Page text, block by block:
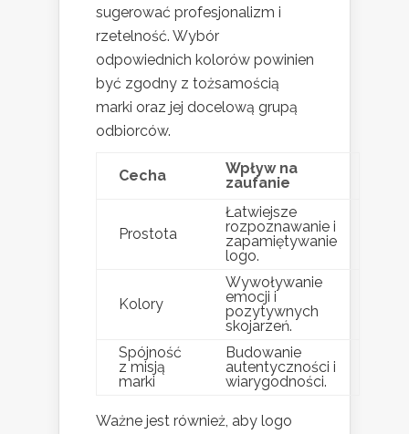
sugerować profesjonalizm i
rzetelność. Wybór
odpowiednich kolorów powinien
być zgodny z tożsamością
marki oraz jej docelową grupą
odbiorców.
Cecha
Wpływ na
zaufanie
Prostota
Łatwiejsze
rozpoznawanie i
zapamiętywanie
logo.
Kolory
Wywoływanie
emocji i
pozytywnych
skojarzeń.
Spójność
z misją
marki
Budowanie
autentyczności i
wiarygodności.
Ważne jest również, aby logo